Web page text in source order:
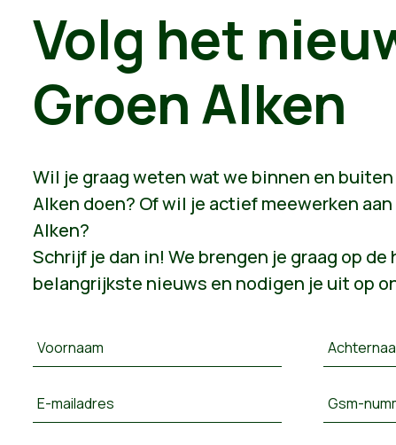
Volg het
Groen Alken
Wil je graag weten wat we binnen en
Alken doen? Of wil je actief meewerken
Alken?
Schrijf je dan in! We brengen je graag op de
belangrijkste nieuws en nodigen je uit op
Voornaam
E-mailadres Gsm-